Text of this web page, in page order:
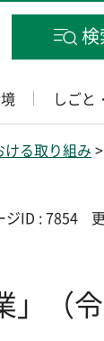
しごと
る取り組み
ジID : 7854
」（